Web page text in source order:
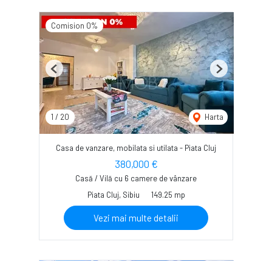
Comision 0%
1 / 20 Harta
Previous Next
Casa de vanzare, mobilata si utilata - Piata Cluj
380,000 €
Casă / Vilă cu 6 camere de vânzare
Piata Cluj, Sibiu
149.25 mp
Vezi mai multe detalii